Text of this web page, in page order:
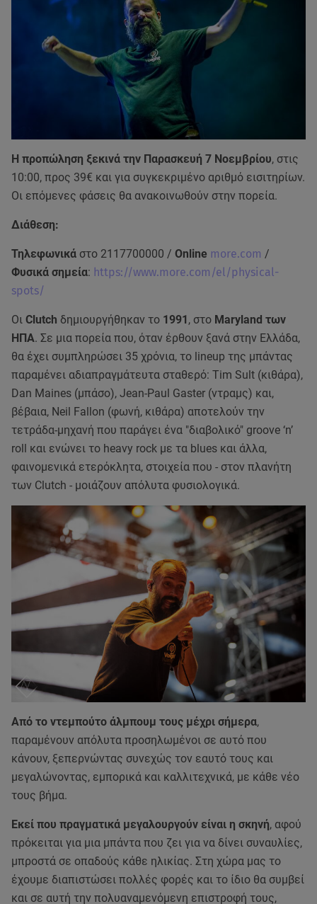
Η προπώληση ξεκινά την Παρασκευή 7 Νοεμβρίου, στις
10:00, προς 39€ και για συγκεκριμένο αριθμό εισιτηρίων.
Οι επόμενες φάσεις θα ανακοινωθούν στην πορεία.
Διάθεση:
Τηλεφωνικά στο 2117700000 / Online more.com /
Φυσικά σημεία: https://www.more.com/el/physical-
spots/
Οι Clutch δημιουργήθηκαν το 1991 , στο Maryland των
ΗΠΑ. Σε μια πορεία που, όταν έρθουν ξανά στην Ελλάδα,
θα έχει συμπληρώσει 35 χρόνια, το lineup της μπάντας
παραμένει αδιαπραγμάτευτα σταθερό: Tim Sult (κιθάρα),
Dan Maines (μπάσο), Jean-Paul Gaster (ντραμς) και,
βέβαια, Neil Fallon (φωνή, κιθάρα) αποτελούν την
τετράδα-μηχανή που παράγει ένα "διαβολικό" groove ‘n’
roll και ενώνει το heavy rock με τα blues και άλλα,
φαινομενικά ετερόκλητα, στοιχεία που - στον πλανήτη
των Clutch - μοιάζουν απόλυτα φυσιολογικά.
Από το ντεμπούτο άλμπουμ τους μέχρι σήμερα,
παραμένουν απόλυτα προσηλωμένοι σε αυτό που
κάνουν, ξεπερνώντας συνεχώς τον εαυτό τους και
μεγαλώνοντας, εμπορικά και καλλιτεχνικά, με κάθε νέο
τους βήμα.
Εκεί που πραγματικά μεγαλουργούν είναι η σκηνή, αφού
πρόκειται για μια μπάντα που ζει για να δίνει συναυλίες,
μπροστά σε οπαδούς κάθε ηλικίας. Στη χώρα μας το
έχουμε διαπιστώσει πολλές φορές και το ίδιο θα συμβεί
και σε αυτή την πολυαναμενόμενη επιστροφή τους,